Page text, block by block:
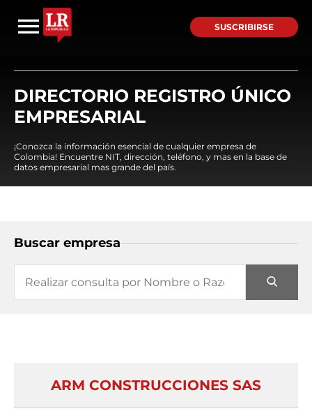
SUSCRIBIRSE
DIRECTORIO REGISTRO ÚNICO
EMPRESARIAL
¡Conozca la información esencial de cualquier empresa de
Colombia! Encuentre NIT, dirección, teléfono, y mas en la base de
datos empresarial mas grande del país.
Buscar empresa
ARM CONSTRUCCIONES SAS